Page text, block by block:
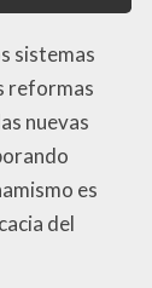
sistemas
reformas
nuevas
es
del